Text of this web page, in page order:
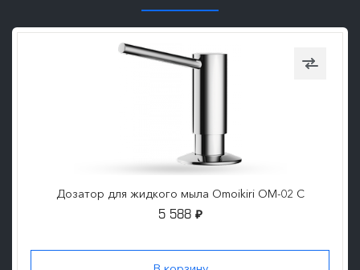
Дозатор для жидкого мыла Omoikiri OM-02 C
5 588 ₽